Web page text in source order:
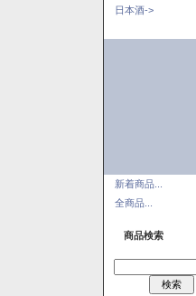
日本酒->
新着商品...
全商品...
商品検索